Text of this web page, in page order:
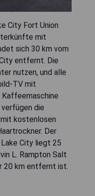
City Fort Union
mit
sich 30 km vom
entfernt. Die
nutzen, und alle
TV mit
die
kostenlosen
Der
City liegt 25
L. Rampton Salt
20 km entfernt ist.